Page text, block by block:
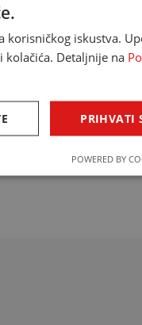
interakcije lijekova u
korisničkog iskustva.
kolačića. Detaljnije na
PRIHVATI
POWERED BY